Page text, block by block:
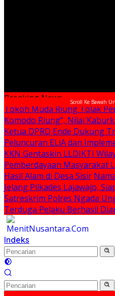
Scroll Ke Bawah
Breaking News
Tokoh Muda Riung Tolak
Komodo Riung”, Nilai
Ketua DPRD Ende Dukung
Peluncuran ELiA dan
KKN Gentaskin LLDIKTI
Pemberdayaan Masyarakat
Hasil Alam di Desa Sisir
Jelang Pilkades Lajawajo,
Satreskrim Polres Ngada
Terduga Pelaku Berhasil
Indeks